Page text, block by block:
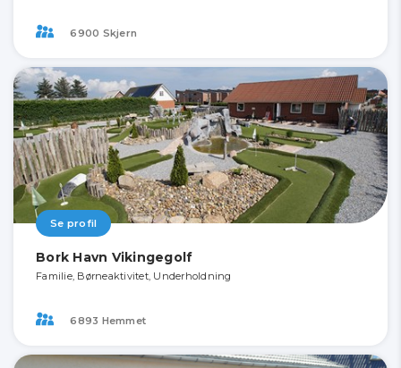
6900 Skjern
Se profil
Bork Havn Vikingegolf
Familie, Børneaktivitet, Underholdning
6893 Hemmet